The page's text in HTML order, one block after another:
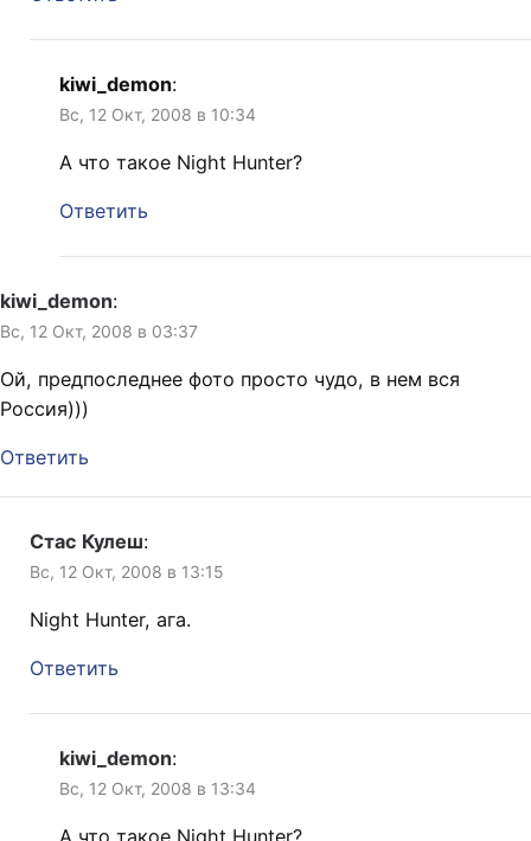
kiwi_demon:
Вс, 12 Окт, 2008 в 10:34
А что такое Night Hunter?
Ответить
kiwi_demon:
Вс, 12 Окт, 2008 в 03:37
Ой, предпоследнее фото просто чудо, в нем вся
Россия)))
Ответить
Стас Кулеш:
Вс, 12 Окт, 2008 в 13:15
Night Hunter, ага.
Ответить
kiwi_demon:
Вс, 12 Окт, 2008 в 13:34
А что такое Night Hunter?